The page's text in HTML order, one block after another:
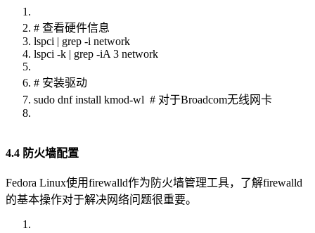
# 查看硬件信息
lspci | grep -i network
lspci -k | grep -iA 3 network
# 安装驱动
sudo dnf install kmod-wl # 对于Broadcom无线网卡
4.4 防火墙配置
Fedora Linux使用firewalld作为防火墙管理工具，了解firewalld
的基本操作对于解决网络问题很重要。